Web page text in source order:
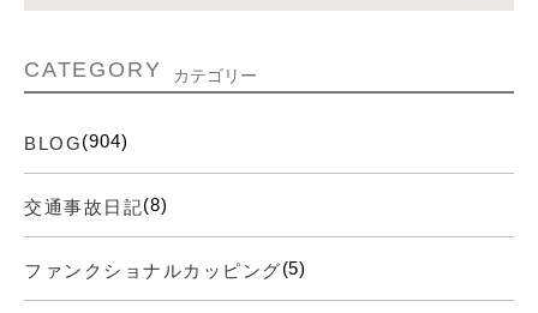
CATEGORY カテゴリー
BLOG(904)
交通事故日記(8)
ファンクショナルカッピング(5)